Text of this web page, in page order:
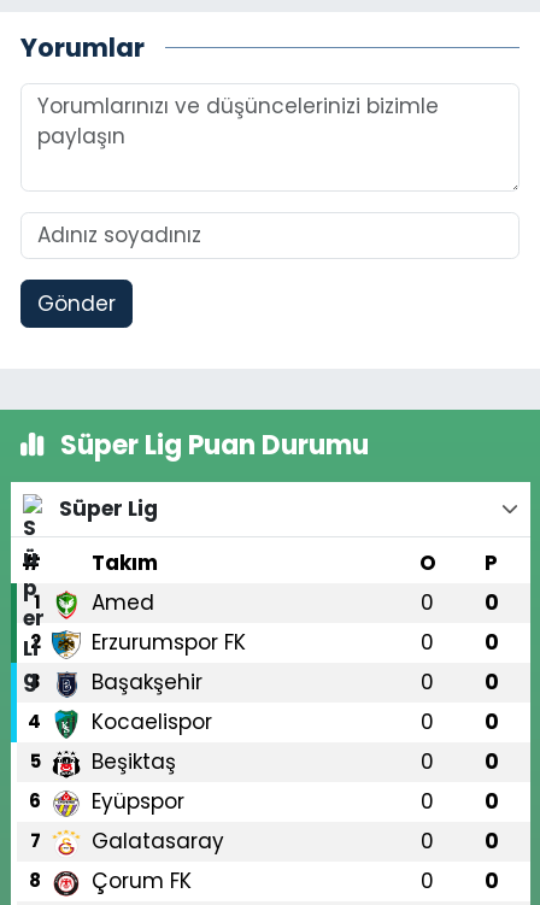
Yorumlar
Gönder
Süper Lig Puan Durumu
Süper Lig
#
Takım O P
1 Amed 0 0
2 Erzurumspor FK 0 0
3 Başakşehir 0 0
4 Kocaelispor 0 0
5 Beşiktaş 0 0
6 Eyüpspor 0 0
7 Galatasaray 0 0
8 Çorum FK 0 0